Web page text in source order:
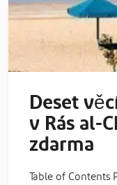
Deset
v Rás al-
zdarma
Table of Contents